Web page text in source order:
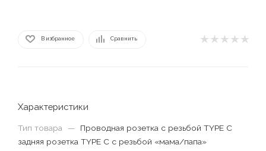
В избранное Сравнить
Характеристики
Тип товара —
Проводная розетка с резьбой TYPE C
задняя розетка TYPE C с резьбой «мама/папа»